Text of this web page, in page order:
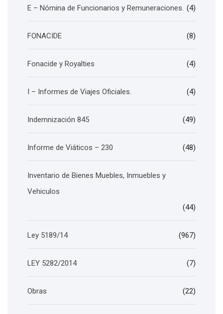
E – Nómina de Funcionarios y Remuneraciones. (4)
FONACIDE (8)
Fonacide y Royalties (4)
I – Informes de Viajes Oficiales. (4)
Indemnización 845 (49)
Informe de Viáticos – 230 (48)
Inventario de Bienes Muebles, Inmuebles y
Vehiculos
(44)
Ley 5189/14 (967)
LEY 5282/2014 (7)
Obras (22)